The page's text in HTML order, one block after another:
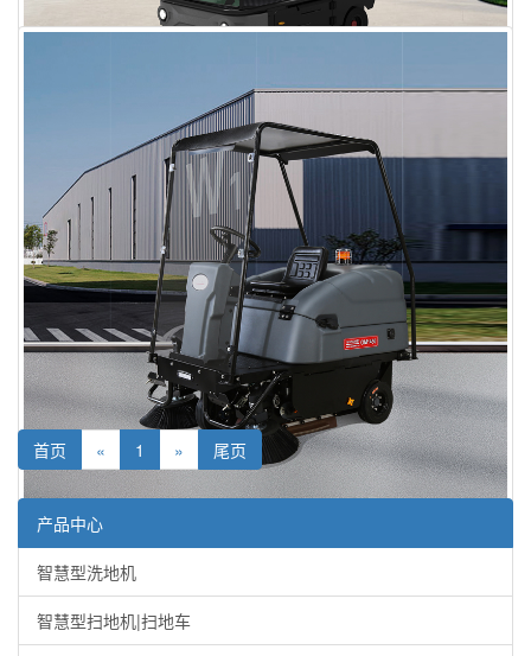
GM1400高美驾驶式扫地车|电瓶式扫地车
强劲清扫，杰出效率
￥68800
详细信息
首页 « 1 » 尾页
产品中心
智慧型洗地机
智慧型扫地机|扫地车